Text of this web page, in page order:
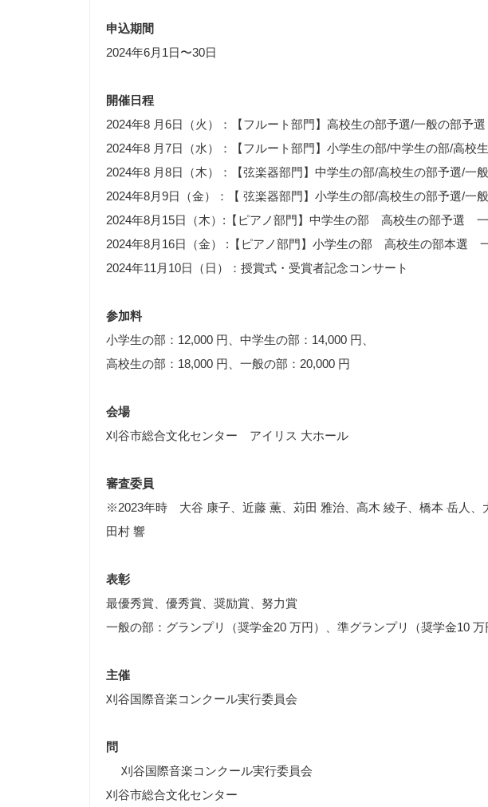
申込期間
2024年6月1日〜30日
開催日程
2024年8 月6日（火）：【フルート部門】高校生の部予選/一般の部予選
2024年8 月7日（水）：【フルート部門】小学生の部/中学生の部/高校
2024年8 月8日（木）：【弦楽器部門】中学生の部/高校生の部予選/一
2024年8月9日（金）：【 弦楽器部門】小学生の部/高校生の部予選/一
2024年8月15日（木）:【ピアノ部門】中学生の部 高校生の部予選
2024年8月16日（金） :【ピアノ部門】小学生の部 高校生の部本選
2024年11月10日（日）：授賞式・受賞者記念コンサート
参加料
小学生の部：12,000 円、中学生の部：14,000 円、
高校生の部：18,000 円、一般の部：20,000 円
会場
刈谷市総合文化センター アイリス 大ホール
審査委員
※2023年時 大谷 康子、近藤 薫、苅田 雅治、高木 綾子、橋本 岳人、
田村 響
表彰
最優秀賞、優秀賞、奨励賞、努力賞
一般の部：グランプリ（奨学金20 万円）、準グランプリ（奨学金10
主催
刈谷国際音楽コンクール実行委員会
問
刈谷国際音楽コンクール実行委員会
刈谷市総合文化センター